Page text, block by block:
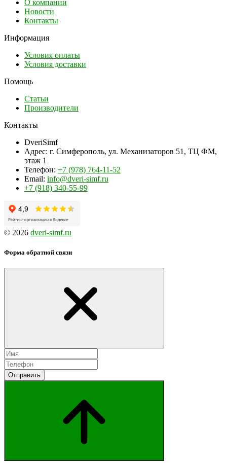
О компании
Новости
Контакты
Информация
Условия оплаты
Условия доставки
Помощь
Статьи
Производители
Контакты
DveriSimf
Адрес: г. Симферополь, ул. Механизаторов 51, ТЦ ФМ,
этаж 1
Телефон: +7 (978) 764-11-52
Email: info@dveri-simf.ru
+7 (918) 340-55-99
© 2026 dveri-simf.ru
Форма обратной связи